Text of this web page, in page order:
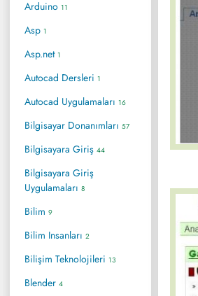
Arduino 11
Asp 1
Asp.net 1
Autocad Dersleri 1
Autocad Uygulamaları 16
Bilgisayar Donanımları 57
Bilgisayara Giriş 44
Bilgisayara Giriş
Uygulamaları 8
Bilim 9
Bilim Insanları 2
Bilişim Teknolojileri 13
Blender 4